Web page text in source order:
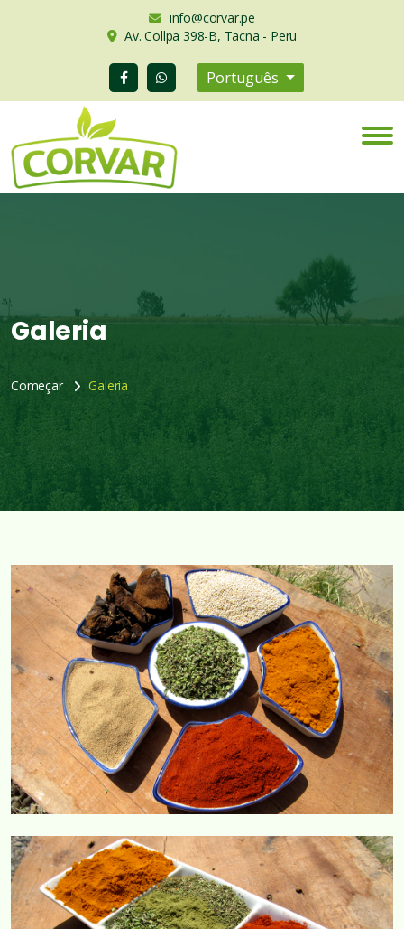
info@corvar.pe
Av. Collpa 398-B, Tacna - Peru
Português
Galeria
Começar Galeria
COMERCIAL CORVAR
COMERCIAL CORVAR